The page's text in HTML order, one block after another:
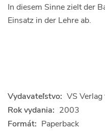
In diesem Sinne zielt der
Einsatz in der Lehre ab.
Vydavateľstvo: VS
Rok vydania: 2003
Formát: Paperback